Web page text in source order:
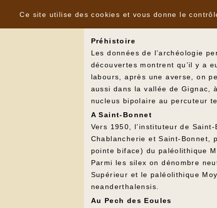
Gignac occupée dès la
Préhistoire
Les données de l’archéologie
découvertes montrent qu’il y a
labours, après une averse, on
aussi dans la vallée de Gignac,
nucleus bipolaire au percuteur
A Saint-Bonnet
Vers 1950, l’instituteur de
Chablancherie et Saint-
pointe biface) du paléolithique
Parmi les silex on dénombre
Supérieur et le paléolithique
neanderthalensis.
Au Pech des Eoules
Ce site utilise des cookies et vous donne le